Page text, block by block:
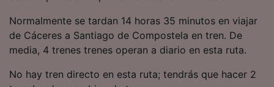
Normalmente se tardan 14 horas 35 minutos en viajar
de Cáceres a Santiago de Compostela en tren. De
media, 4 trenes trenes operan a diario en esta ruta.
No hay tren directo en esta ruta; tendrás que hacer 2